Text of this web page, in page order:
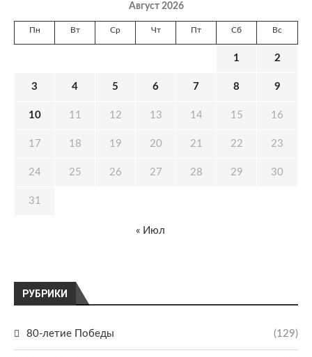
РУБРИКИ
80-летие Победы (129)
Август 2026
Пн Вт Ср Чт Пт Сб Вс
1 2
3 4 5 6 7 8 9
10 11 12 13 14 15 16
17 18 19 20 21 22 23
24 25 26 27 28 29 30
31
« Июл